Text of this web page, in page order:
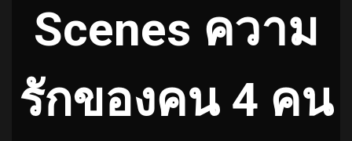
Scenes ความ
รักของคน 4 คน